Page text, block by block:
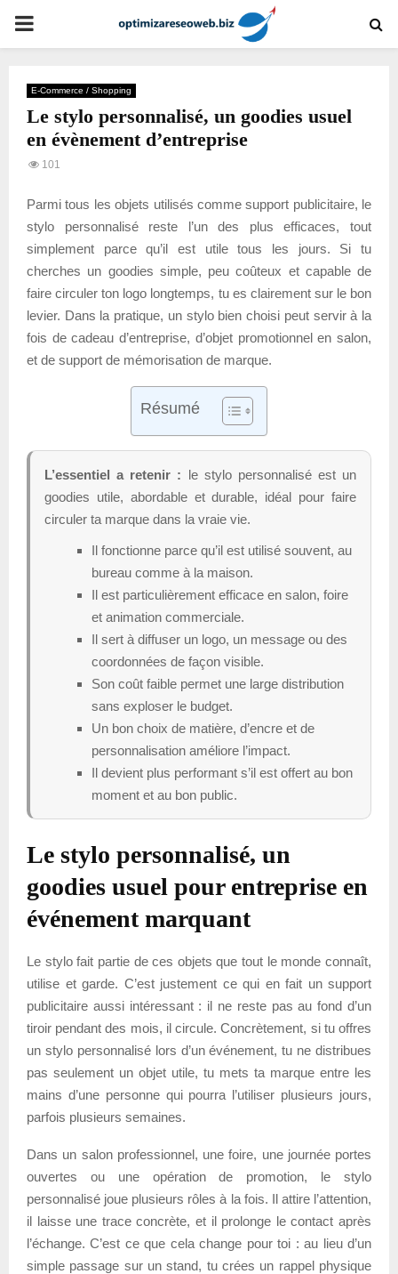
PRIMARY
E-Commerce / Shopping
Le stylo personnalisé, un goodies usuel
en évènement d’entreprise
101
Parmi tous les objets utilisés comme support publicitaire, le
stylo personnalisé reste l’un des plus efficaces, tout
simplement parce qu’il est utile tous les jours. Si tu
cherches un goodies simple, peu coûteux et capable de
faire circuler ton logo longtemps, tu es clairement sur le bon
levier. Dans la pratique, un stylo bien choisi peut servir à la
fois de cadeau d’entreprise, d’objet promotionnel en salon,
et de support de mémorisation de marque.
Résumé
L’essentiel a retenir : le stylo personnalisé est un
goodies utile, abordable et durable, idéal pour faire
circuler ta marque dans la vraie vie.
Il fonctionne parce qu’il est utilisé souvent, au
bureau comme à la maison.
Il est particulièrement efficace en salon, foire
et animation commerciale.
Il sert à diffuser un logo, un message ou des
coordonnées de façon visible.
Son coût faible permet une large distribution
sans exploser le budget.
Un bon choix de matière, d’encre et de
personnalisation améliore l’impact.
Il devient plus performant s’il est offert au bon
moment et au bon public.
Le stylo personnalisé, un
goodies usuel pour entreprise en
événement marquant
Le stylo fait partie de ces objets que tout le monde connaît,
utilise et garde. C’est justement ce qui en fait un support
publicitaire aussi intéressant : il ne reste pas au fond d’un
tiroir pendant des mois, il circule. Concrètement, si tu offres
un stylo personnalisé lors d’un événement, tu ne distribues
pas seulement un objet utile, tu mets ta marque entre les
mains d’une personne qui pourra l’utiliser plusieurs jours,
parfois plusieurs semaines.
Dans un salon professionnel, une foire, une journée portes
ouvertes ou une opération de promotion, le stylo
personnalisé joue plusieurs rôles à la fois. Il attire l’attention,
il laisse une trace concrète, et il prolonge le contact après
l’échange. C’est ce que cela change pour toi : au lieu d’un
simple passage sur un stand, tu crées un rappel physique